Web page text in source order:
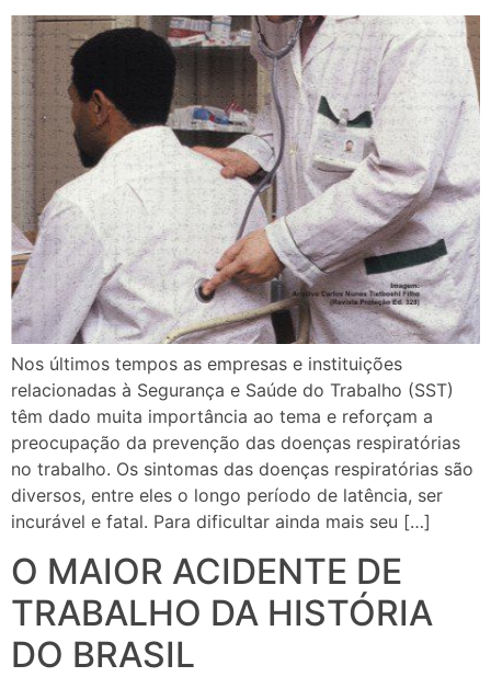
Nos últimos tempos as empresas e instituições
relacionadas à Segurança e Saúde do Trabalho (SST)
têm dado muita importância ao tema e reforçam a
preocupação da prevenção das doenças respiratórias
no trabalho. Os sintomas das doenças respiratórias são
diversos, entre eles o longo período de latência, ser
incurável e fatal. Para dificultar ainda mais seu […]
O MAIOR ACIDENTE DE
TRABALHO DA HISTÓRIA
DO BRASIL